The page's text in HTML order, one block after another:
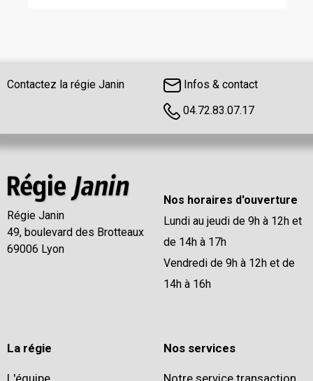
Contactez la régie Janin
Infos & contact
04.72.83.07.17
Régie Janin
49, boulevard des Brotteaux
69006 Lyon
Nos horaires d'ouverture
Lundi au jeudi de 9h à 12h et
de 14h à 17h
Vendredi de 9h à 12h et de
14h à 16h
La régie Nos services